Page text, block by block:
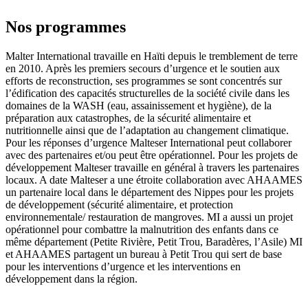
Nos programmes
Malter International travaille en Haïti depuis le tremblement de terre
en 2010. Après les premiers secours d’urgence et le soutien aux
efforts de reconstruction, ses programmes se sont concentrés sur
l’édification des capacités structurelles de la société civile dans les
domaines de la WASH (eau, assainissement et hygiène), de la
préparation aux catastrophes, de la sécurité alimentaire et
nutritionnelle ainsi que de l’adaptation au changement climatique.
Pour les réponses d’urgence Malteser International peut collaborer
avec des partenaires et/ou peut être opérationnel. Pour les projets de
développement Malteser travaille en général à travers les partenaires
locaux. A date Malteser a une étroite collaboration avec AHAAMES
un partenaire local dans le département des Nippes pour les projets
de développement (sécurité alimentaire, et protection
environnementale/ restauration de mangroves. MI a aussi un projet
opérationnel pour combattre la malnutrition des enfants dans ce
même département (Petite Rivière, Petit Trou, Baradères, l’Asile) MI
et AHAAMES partagent un bureau à Petit Trou qui sert de base
pour les interventions d’urgence et les interventions en
développement dans la région.